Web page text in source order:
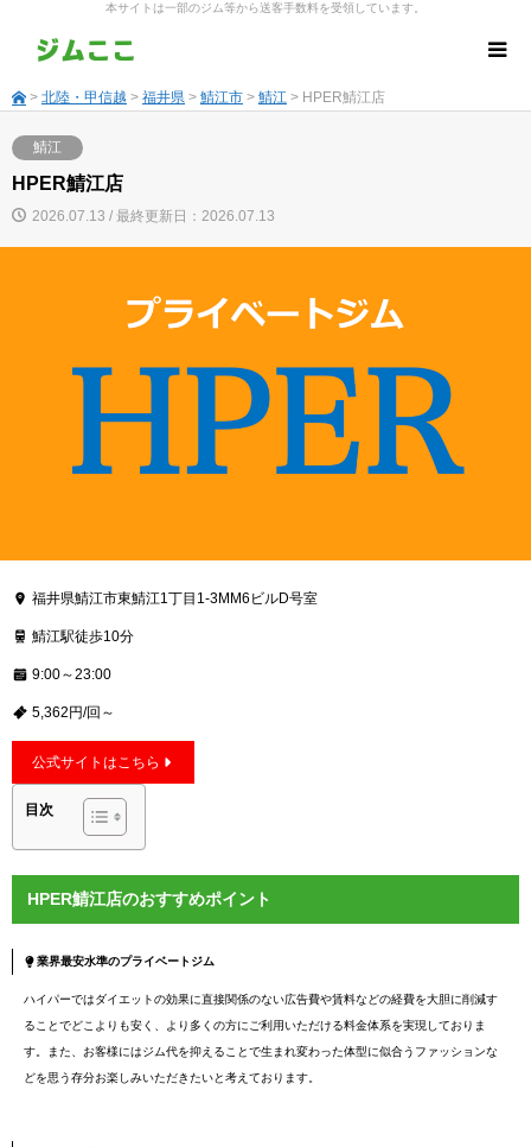
本サイトは一部のジム等から送客手数料を受領しています。
> 北陸・甲信越 > 福井県 > 鯖江市 > 鯖江 > HPER鯖江店
鯖江
HPER鯖江店
2026.07.13 / 最終更新日：2026.07.13
福井県鯖江市東鯖江1丁目1-3MM6ビルD号室
鯖江駅徒歩10分
9:00～23:00
5,362円/回～
公式サイトはこちら
目次
HPER鯖江店のおすすめポイント
業界最安水準のプライベートジム
ハイパーではダイエットの効果に直接関係のない広告費や賃料などの経費を大胆に削減す
ることでどこよりも安く、より多くの方にご利用いただける料金体系を実現しておりま
す。また、お客様にはジム代を抑えることで生まれ変わった体型に似合うファッションな
どを思う存分お楽しみいただきたいと考えております。